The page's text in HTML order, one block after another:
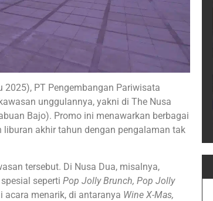
2025), PT Pengembangan Pariwisata
unggulannya, yakni di The Nusa
Bajo). Promo ini menawarkan berbagai
akhir tahun dengan pengalaman tak
tersebut. Di Nusa Dua, misalnya,
seperti Pop Jolly Brunch, Pop Jolly
acara menarik, di antaranya Wine X-Mas,